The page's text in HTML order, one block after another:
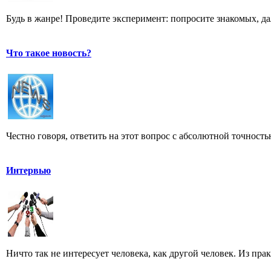
Будь в жанре! Проведите эксперимент: попросите знакомых,
Что такое новость?
Честно говоря, ответить на этот вопрос с абсолютной
Интервью
Ничто так не интересует человека, как другой человек. Из